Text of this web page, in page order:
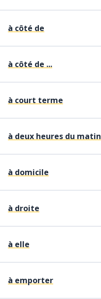
à côté de
à côté de ...
à court terme
à deux heures du matin
à domicile
à droite
à elle
à emporter